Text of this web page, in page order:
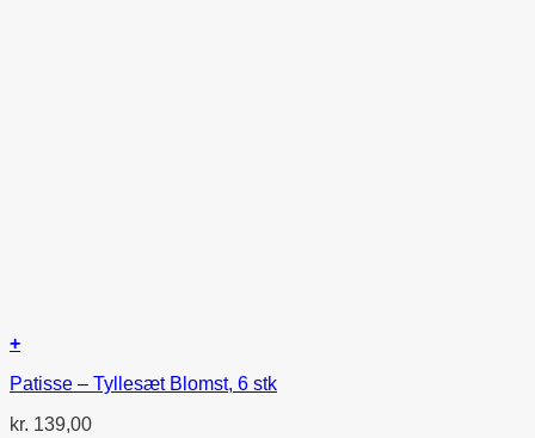
+
Patisse – Tyllesæt Blomst, 6 stk
kr. 139,00